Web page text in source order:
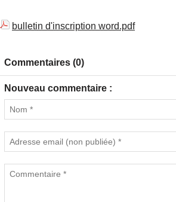
bulletin d'inscription word.pdf
Commentaires (0)
Nouveau commentaire :